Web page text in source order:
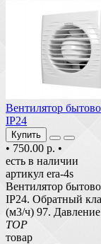
Вентилятор
IP24
Купить
• 750.00 р. •
есть в наличии
артикул era-4s
Вентилятор
IP24. Обратный
(м3/ч) 97.
TOP
товар